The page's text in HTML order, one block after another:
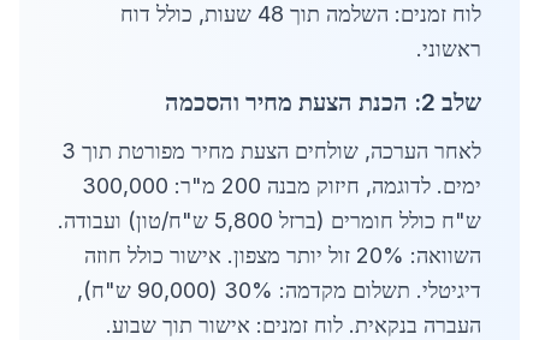
לוח זמנים: השלמה תוך 48 שעות, כולל דוח
ראשוני.
שלב 2: הכנת הצעת מחיר והסכמה
לאחר הערכה, שולחים הצעת מחיר מפורטת תוך 3
ימים. לדוגמה, חיזוק מבנה 200 מ"ר: 300,000
ש"ח כולל חומרים (ברזל 5,800 ש"ח/טון) ועבודה.
השוואה: 20% זול יותר מצפון. אישור כולל חוזה
דיגיטלי. תשלום מקדמה: 30% (90,000 ש"ח),
העברה בנקאית. לוח זמנים: אישור תוך שבוע.